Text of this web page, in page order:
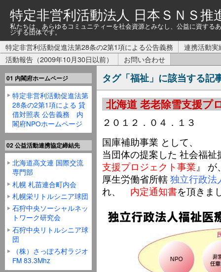
特定非営利活動法人 日本ＳＮＳ推
私たちは、あらゆるコミュニティーを社会資源とみなし、公益に資す
ジする団体です。
特定非営利活動促進法第28条の2第1項による公告義務
連携活動実
活動報告（2009年10月30日以前）
お問い合わせ
タグ「福祉」に該当する記
北海道 老老除雪支援プ
２０１２．０４．１３
国庫補助事業 として、
当団体の提案した 社会福
支援プロジェクト事業 』 が
厚生労働省所轄独立行政法
れ、 内定通知書を頂きま
01 内閣府ホームページ
特定非営利活動促進法第
28条の2第1項による 貸
借対照表 公告義務 内
閣府NPOホームページ
02 公益活動連携協定締結先
北海道高文連 国際交流
専門部
札幌 札苗連合町内会
札幌栄リトルシニア球団
石狩中央ソーシャルネッ
トワーク研究会
石狩中央リトルシニア球
団
（株）さっぽろ村ラジオ
FM 83.3Mhz